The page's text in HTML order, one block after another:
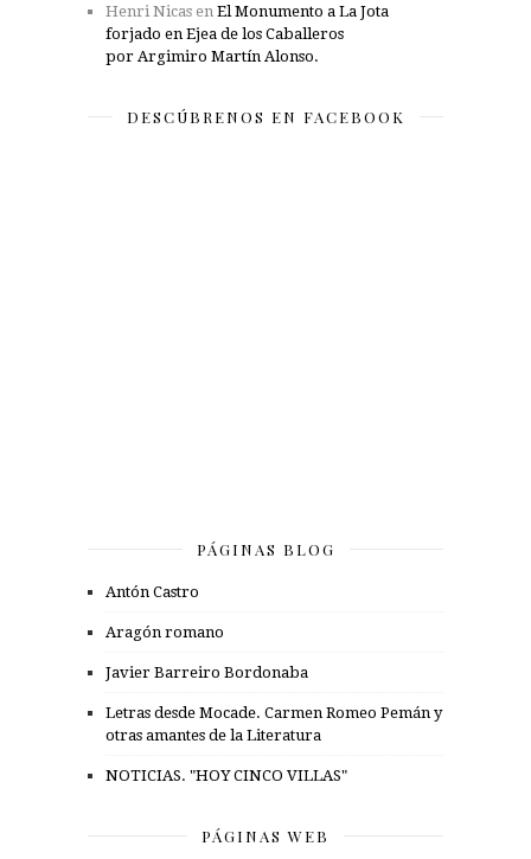
Henri Nicas en El Monumento a La Jota
forjado en Ejea de los Caballeros
por Argimiro Martín Alonso.
DESCÚBRENOS EN FACEBOOK
PÁGINAS BLOG
Antón Castro
Aragón romano
Javier Barreiro Bordonaba
Letras desde Mocade. Carmen Romeo Pemán y
otras amantes de la Literatura
NOTICIAS. "HOY CINCO VILLAS"
PÁGINAS WEB